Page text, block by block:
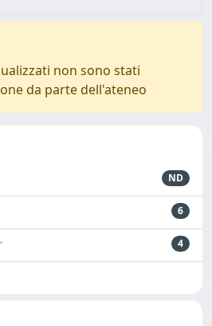
non sono stati
da parte dell'ateneo
ND
6
4